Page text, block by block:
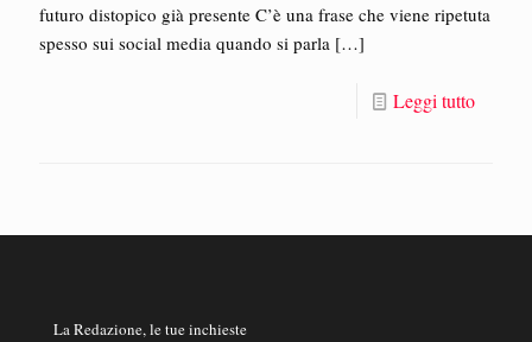
futuro distopico già presente C’è una frase che viene ripetuta
spesso sui social media quando si parla […]
Leggi tutto
La Redazione, le tue inchieste